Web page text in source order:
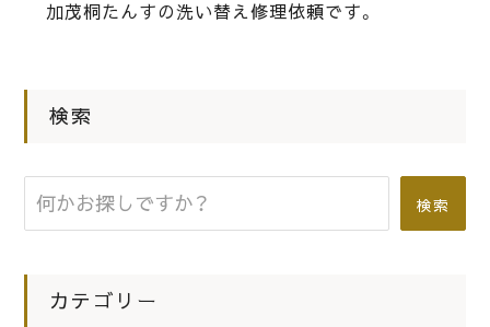
もったら
加茂桐たんすの洗い替え修理依頼です。
検索
検索
カテゴリー